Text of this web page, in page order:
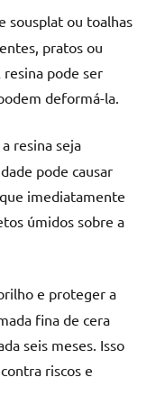
sousplat ou toalhas
pratos ou
resina pode ser
deformá-la.
resina seja
pode causar
imediatamente
úmidos sobre a
e proteger a
fina de cera
seis meses. Isso
riscos e